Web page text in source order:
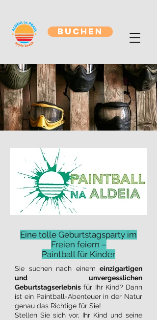
BUCHEN
Eine tolle Geburtstagsparty im
Freien feiern –
Paintball für Kinder
Sie suchen nach einem einzigartigen
und unvergesslichen
Geburtstagserlebnis für Ihr Kind? Dann
ist ein Paintball-Abenteuer in der Natur
genau das Richtige für Sie!
Stellen Sie sich vor, Ihr Kind und seine